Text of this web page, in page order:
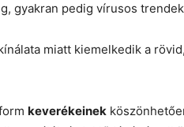
gyakran pedig vírusos
miatt kiemelkedik a
keverékeinek